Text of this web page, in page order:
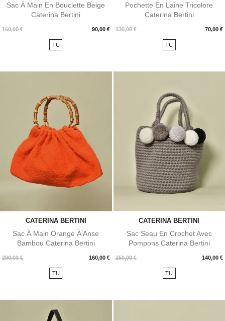
Sac À Main En Bouclette Beige
Caterina Bertini
160,00 € 90,00 €
Prix
TU
Pochette En Laine Tricolore
Caterina Bertini
130,00 € 70,00 €
Prix
TU
CATERINA BERTINI
Sac À Main Orange À Anse
Bambou Caterina Bertini
290,00 € 160,00 €
Prix
TU
CATERINA BERTINI
Sac Seau En Crochet Avec
Pompons Caterina Bertini
250,00 € 140,00 €
Prix
TU